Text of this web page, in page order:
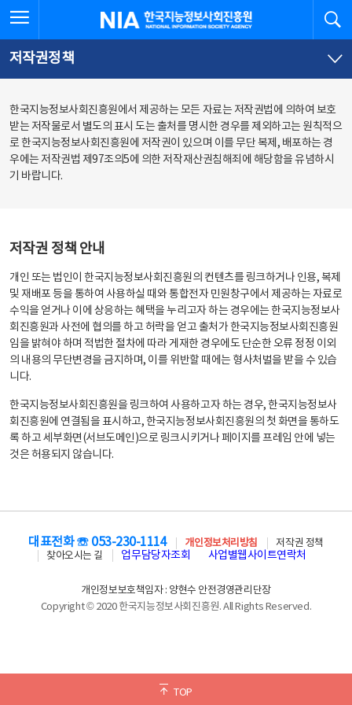
문
로
가
체
뉴
바
가
한국지능정보사회진흥원
저작권정책
한국지능정보사회진흥원에서 제공하는 모든 자료는 저작권법에 의하여 보호
받는 저작물로서 별도의 표시 도는 출처를 명시한 경우를 제외하고는 원칙적으
로 한국지능정보사회진흥원에 저작권이 있으며 이를 무단 복제, 배포하는 경
우에는 저작권법 제97조의5에 의한 저작재산권침해죄에 해당함을 유념하시
기 바랍니다.
저작권 정책 안내
개인 또는 법인이 한국지능정보사회진흥원의 컨텐츠를 링크하거나 인용, 복제
및 재배포 등을 통하여 사용하실 때와 통합전자 민원창구에서 제공하는 자료로
수익을 얻거나 이에 상응하는 혜택을 누리고자 하는 경우에는 한국지능정보사
회진흥원과 사전에 협의를 하고 허락을 얻고 출처가 한국지능정보사회진흥원
임을 밝혀야 하며 적법한 절차에 따라 게재한 경우에도 단순한 오류 정정 이외
의 내용의 무단변경을 금지하며, 이를 위반할 때에는 형사처벌을 받을 수 있습
니다.
한국지능정보사회진흥원을 링크하여 사용하고자 하는 경우, 한국지능정보사
회진흥원에 연결됨을 표시하고, 한국지능정보사회진흥원의 첫 화면을 통하도
록 하고 세부화면(서브도메인)으로 링크시키거나 페이지를 프레임 안에 넣는
것은 허용되지 않습니다.
TOP
대표전화 ☏ 053-230-1114 개인정보처리방침
저작권 정책
찾아오시는 길
업무담당자조회 사업별웹사이트연락처
개인정보보호책임자 : 양현수 안전경영관리단장
Copyright © 2020 한국지능정보사회진흥원. All Rights Reserved.